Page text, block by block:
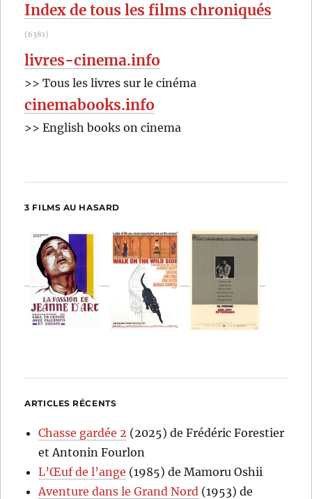
Index de tous les films chroniqués
(6381)
livres-cinema.info
>> Tous les livres sur le cinéma
cinemabooks.info
>> English books on cinema
3 FILMS AU HASARD
ARTICLES RÉCENTS
Chasse gardée 2 (2025) de Frédéric Forestier
et Antonin Fourlon
L’Œuf de l’ange (1985) de Mamoru Oshii
Aventure dans le Grand Nord (1953) de